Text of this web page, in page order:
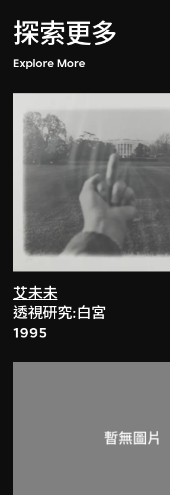
探索更多
Explore More
艾未未
透視研究:白宮
1995